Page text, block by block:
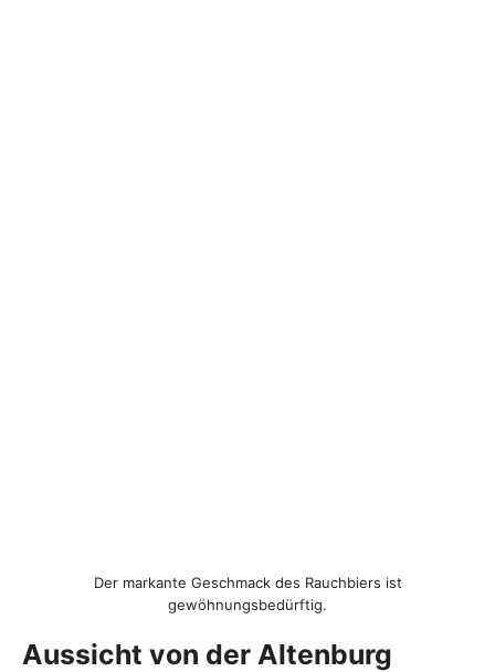
Der markante Geschmack des Rauchbiers ist
gewöhnungsbedürftig.
Aussicht von der Altenburg